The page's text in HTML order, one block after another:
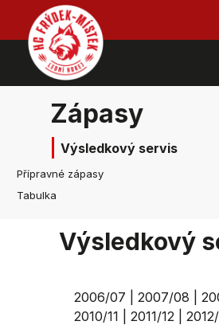
Zápasy
Výsledkový servis
Přípravné zápasy
Tabulka
Výsledkový
2006/07 2007/08
2010/11
2011/12